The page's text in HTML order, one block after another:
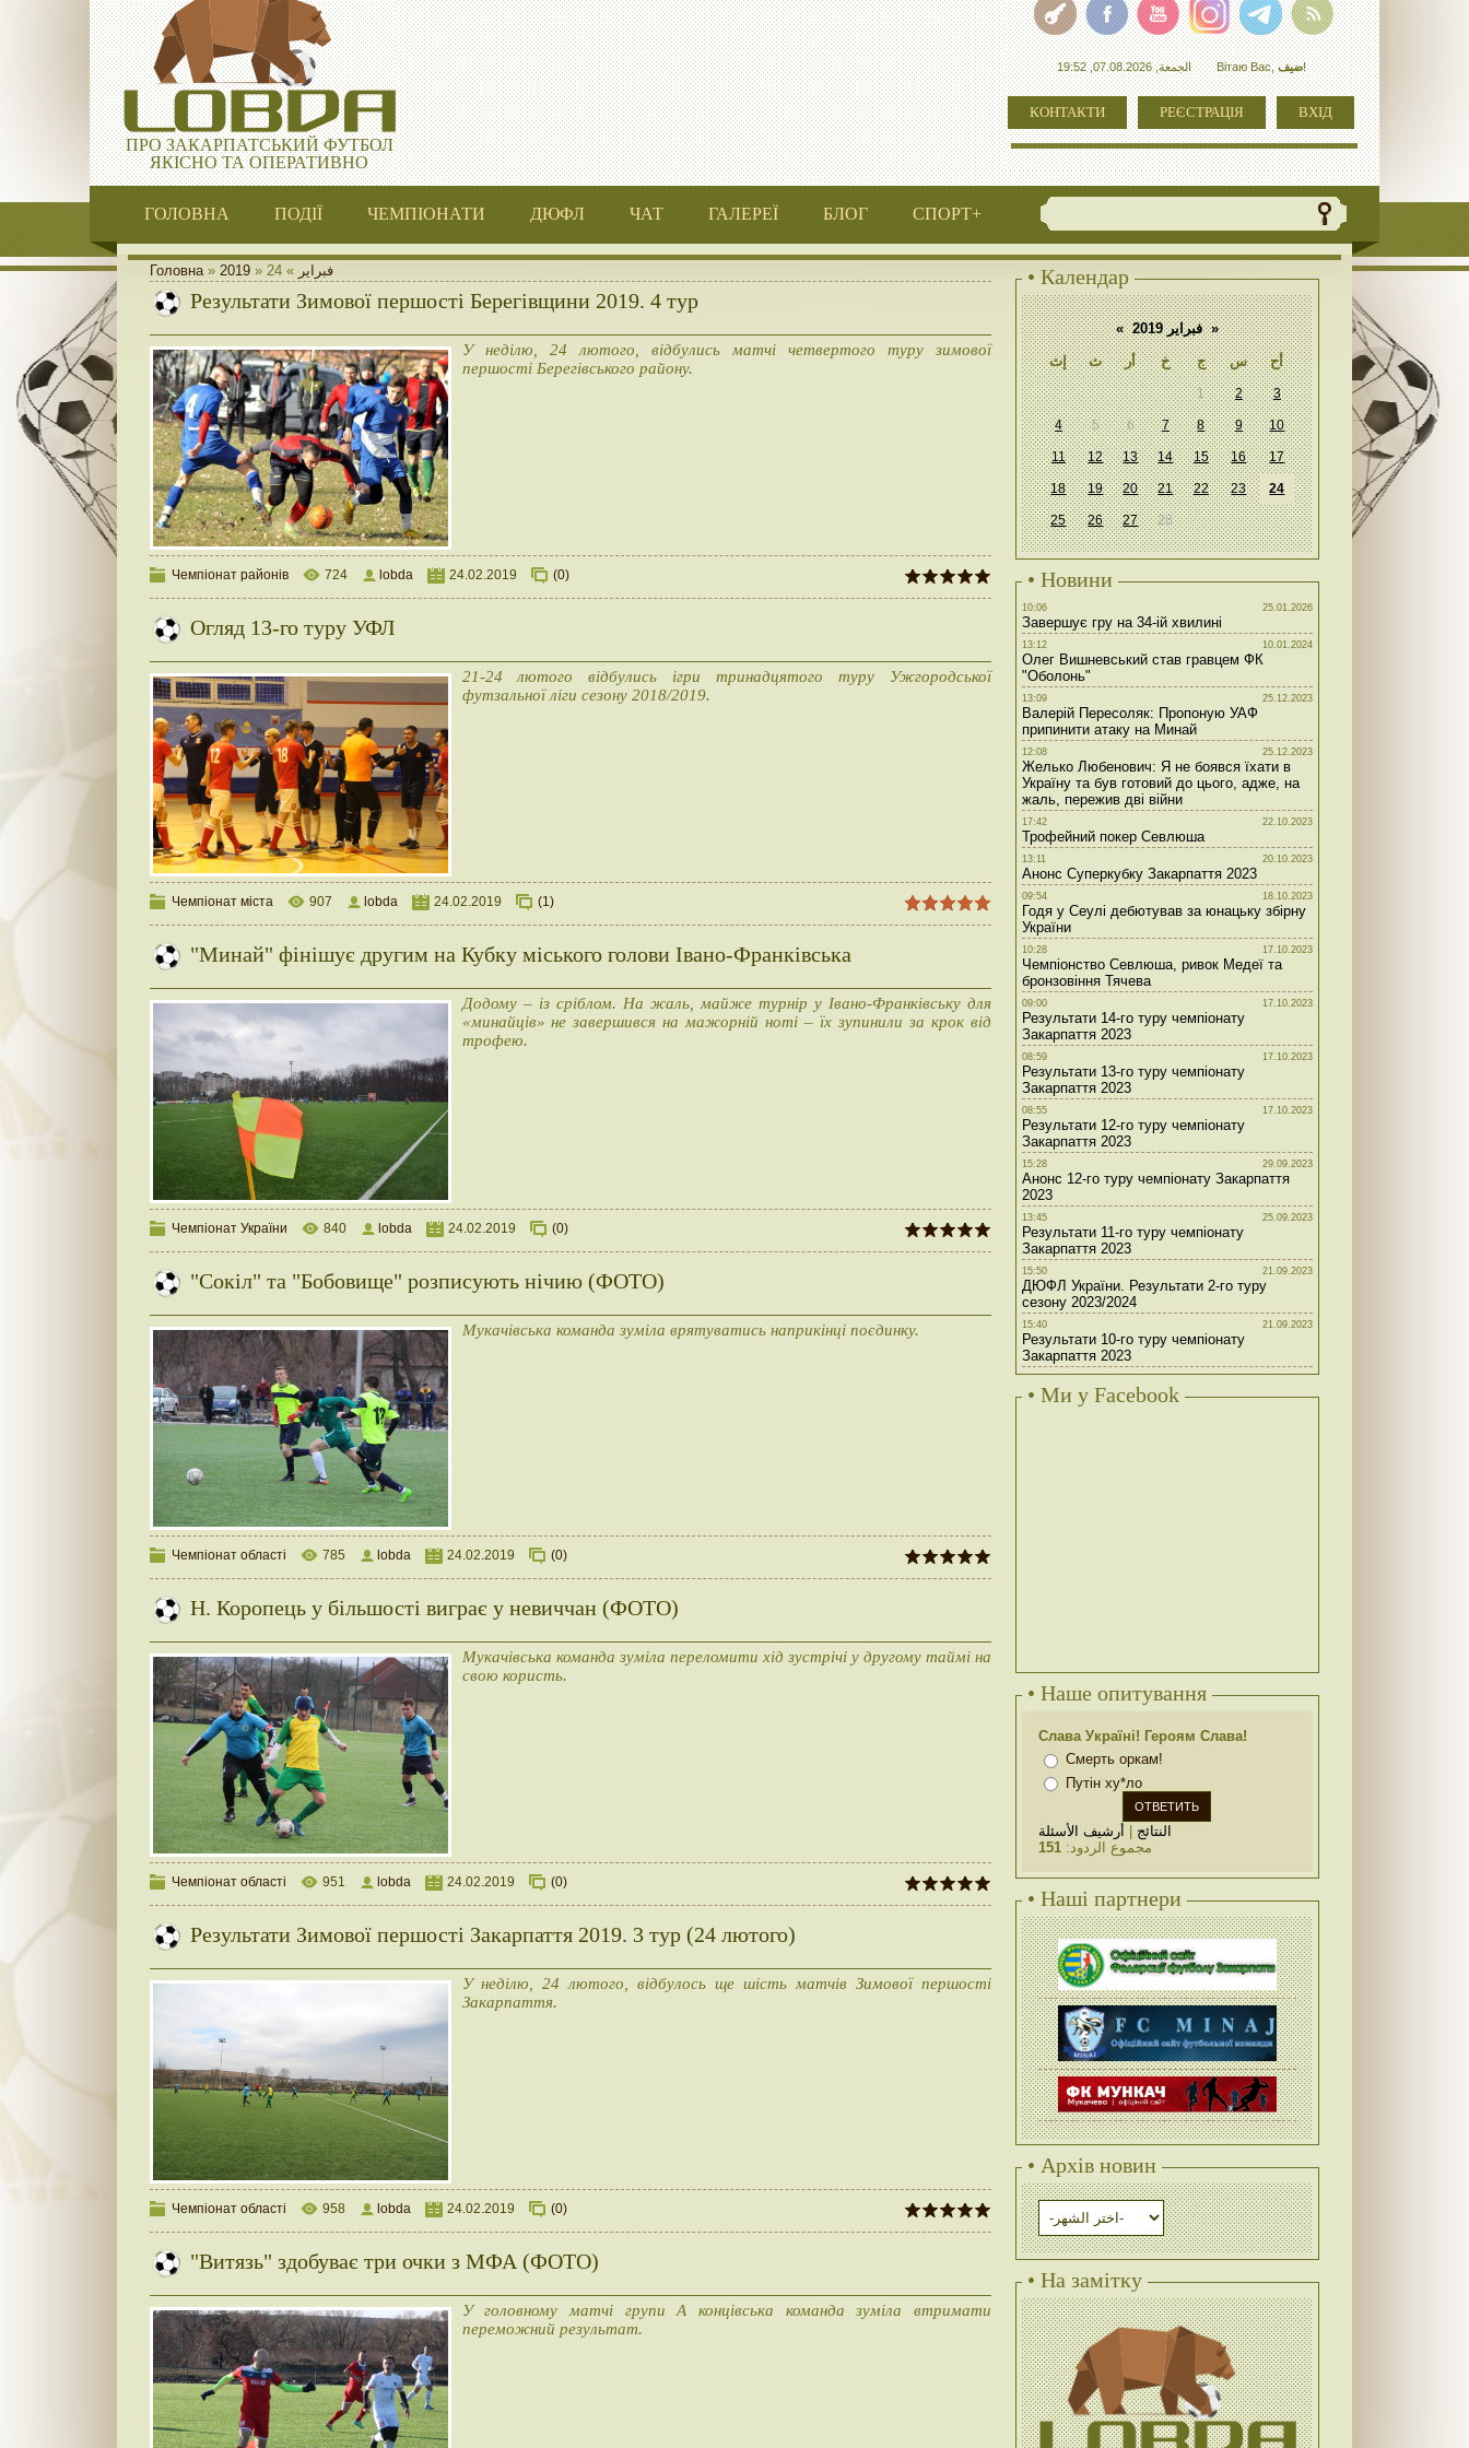
ПРО ЗАКАРПАТСЬКИЙ ФУТБОЛ
ЯКІСНО ТА ОПЕРАТИВНО
الجمعة, 07.08.2026, 19:52 Вітаю Вас,ضيف!
КОНТАКТИ РЕЄСТРАЦІЯ ВХІД
ГОЛОВНА ПОДІЇ ЧЕМПІОНАТИ ДЮФЛ ЧАТ ГАЛЕРЕЇ БЛОГ СПОРТ+
Головна» 2019 » فبراير »
24
Результати Зимової першості Берегівщини 2019. 4 тур
У неділю, 24 лютого, відбулись матчі четвертого туру зимової
першості Берегівського району.
Чемпіонат районів 724 lobda 24.02.2019 (0)
Огляд 13-го туру УФЛ
21-24 лютого відбулись ігри тринадцятого туру Ужгородської
футзальної ліги сезону 2018/2019.
Чемпіонат міста 907 lobda 24.02.2019 (1)
"Минай" фінішує другим на Кубку міського голови Івано-Франківська
Додому – із сріблом. На жаль, майже турнір у Івано-Франківську для
«минайців» не завершився на мажорній ноті – їх зупинили за крок від
трофею.
Чемпіонат України 840 lobda 24.02.2019 (0)
"Сокіл" та "Бобовище" розписують нічию (ФОТО)
Мукачівська команда зуміла врятуватись наприкінці поєдинку.
Чемпіонат області 785 lobda 24.02.2019 (0)
Н. Коропець у більшості виграє у невиччан (ФОТО)
Мукачівська команда зуміла переломити хід зустрічі у другому таймі на
свою користь.
Чемпіонат області 951 lobda 24.02.2019 (0)
Результати Зимової першості Закарпаття 2019. 3 тур (24 лютого)
У неділю, 24 лютого, відбулось ще шість матчів Зимової першості
Закарпаття.
Чемпіонат області 958 lobda 24.02.2019 (0)
"Витязь" здобуває три очки з МФА (ФОТО)
У головному матчі групи А концівська команда зуміла втримати
переможний результат.
• Календар
« فبراير 2019 »
إث
ث أر خ ج س أح
1 2 3
4 5 6 7 8 9 10
11 12 13 14 15 16 17
18 19 20 21 22 23 24
25 26 27 28
• Новини
10:06 25.01.2026
Завершує гру на 34-ій хвилині
13:12 10.01.2024
Олег Вишневський став гравцем ФК
"Оболонь"
13:09 25.12.2023
Валерій Пересоляк: Пропоную УАФ
припинити атаку на Минай
12:08 25.12.2023
Желько Любенович: Я не боявся їхати в
Україну та був готовий до цього, адже, на
жаль, пережив дві війни
17:42 22.10.2023
Трофейний покер Севлюша
13:11 20.10.2023
Анонс Суперкубку Закарпаття 2023
09:54 18.10.2023
Годя у Сеулі дебютував за юнацьку збірну
України
10:28 17.10.2023
Чемпіонство Севлюша, ривок Медеї та
бронзовіння Тячева
09:00 17.10.2023
Результати 14-го туру чемпіонату
Закарпаття 2023
08:59 17.10.2023
Результати 13-го туру чемпіонату
Закарпаття 2023
08:55 17.10.2023
Результати 12-го туру чемпіонату
Закарпаття 2023
15:28 29.09.2023
Анонс 12-го туру чемпіонату Закарпаття
2023
13:45 25.09.2023
Результати 11-го туру чемпіонату
Закарпаття 2023
15:50 21.09.2023
ДЮФЛ України. Результати 2-го туру
сезону 2023/2024
15:40 21.09.2023
Результати 10-го туру чемпіонату
Закарпаття 2023
• Ми у Facebook
• Наше опитування
Слава Україні! Героям Слава!
Смерть оркам!
Путін ху*ло
النتائج
أرشيف الأسئلة
مجموع الردود:151
• Наші партнери
• Архів новин
• На замітку